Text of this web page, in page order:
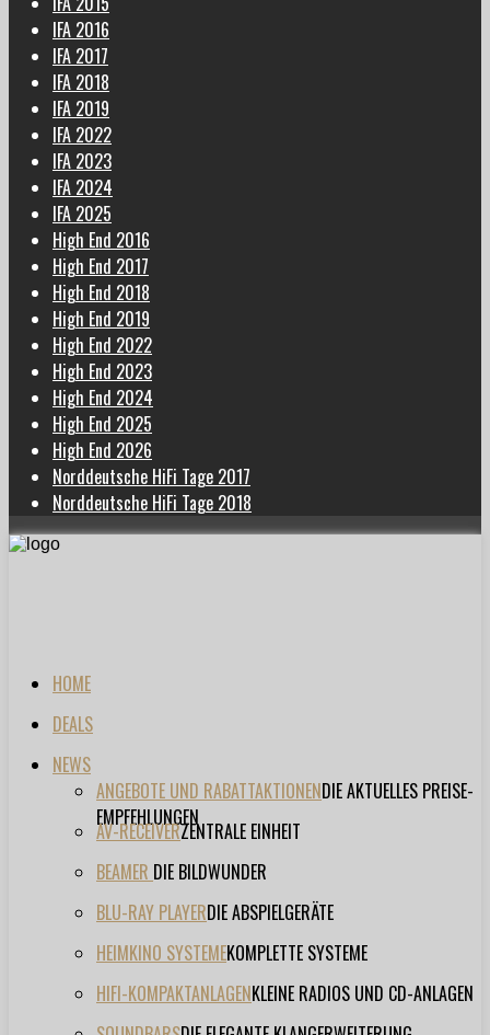
IFA 2016
IFA 2017
IFA 2018
IFA 2019
IFA 2022
IFA 2023
IFA 2024
IFA 2025
High End 2016
High End 2017
High End 2018
High End 2019
High End 2022
High End 2023
High End 2024
High End 2025
High End 2026
Norddeutsche HiFi Tage 2017
Norddeutsche HiFi Tage 2018
HOME
DEALS
NEWS
ANGEBOTE UND RABATTAKTIONENDIE AKTUELLES PREISE-
EMPFEHLUNGEN
AV-RECEIVERZENTRALE EINHEIT
BEAMER DIE BILDWUNDER
BLU-RAY PLAYERDIE ABSPIELGERÄTE
HEIMKINO SYSTEMEKOMPLETTE SYSTEME
HIFI-KOMPAKTANLAGENKLEINE RADIOS UND CD-ANLAGEN